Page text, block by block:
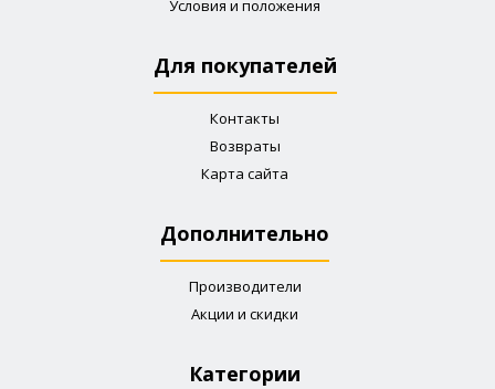
Условия и положения
Для покупателей
Контакты
Возвраты
Карта сайта
Дополнительно
Производители
Акции и скидки
Категории